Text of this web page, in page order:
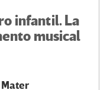
infantil. La
musical